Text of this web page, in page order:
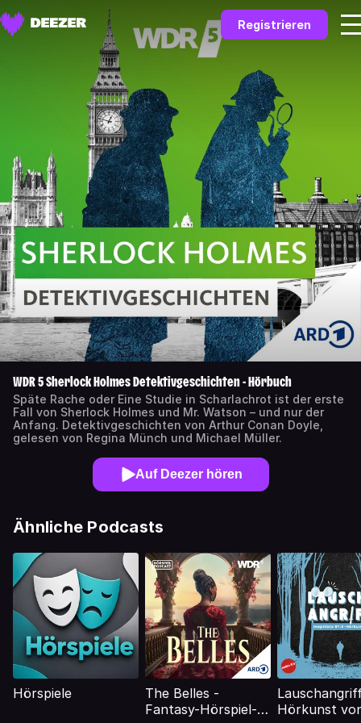
Registrieren
​​WDR 5 Sherlock Holmes Detektivgeschichten - Hörbuch​
​​Späte Rache oder Eine Studie in Scharlachrot ist der erste
Fall von Sherlock Holmes und Mr. Watson – und nur der
Anfang. Detektivgeschichten von Arthur Conan Doyle,
gelesen von Regina Münch und Michael Müller.​
Auf Deezer hören
Ähnliche Podcasts
Hörspiele
The Belles -
Fantasy-Hörspiel-
Hörkunst